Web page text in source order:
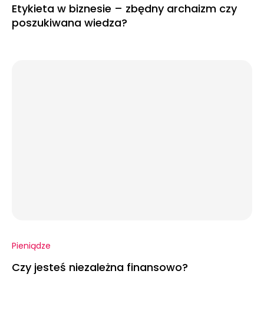
Etykieta w biznesie – zbędny archaizm czy
poszukiwana wiedza?
Pieniądze
Czy jesteś niezależna finansowo?